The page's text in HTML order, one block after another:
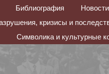
Библиография Новости
кризисы и
Символика и культурные